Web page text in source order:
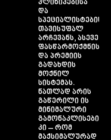
კლინიკებისა
და
სპეციალისტების
თავისუფალ
არჩევანს, ასევე
ფასწარმოქმნისა
და პრემიის
გადახდის
მოქნილ
სისტემას.
ნათლად არის
გაწერილი ის
მინიმალური
გამონაკლისებიც
კი – რომ
მაქსიმალურად